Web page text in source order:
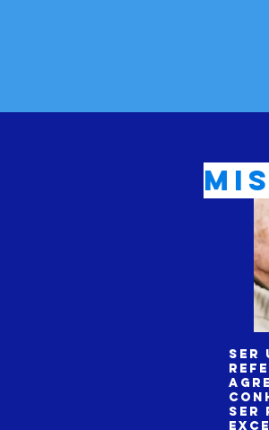
Ser
ser